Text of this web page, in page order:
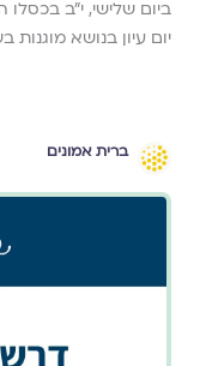
יום עיון בנושא
ברית אמונים